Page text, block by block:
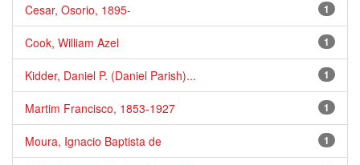
1
Cesar, Osorio, 1895-
1
Cook, William Azel
1
Kidder, Daniel P. (Daniel Parish)...
1
Martim Francisco, 1853-1927
1
Moura, Ignacio Baptista de